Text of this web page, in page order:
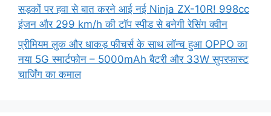
सड़कों पर हवा से बात करने आई नई Ninja ZX-10R! 998cc
इंजन और 299 km/h की टॉप स्पीड से बनेगी रेसिंग क्वीन
प्रीमियम लुक और धाकड़ फीचर्स के साथ लॉन्च हुआ OPPO का
नया 5G स्मार्टफोन – 5000mAh बैटरी और 33W सुपरफास्ट
चार्जिंग का कमाल